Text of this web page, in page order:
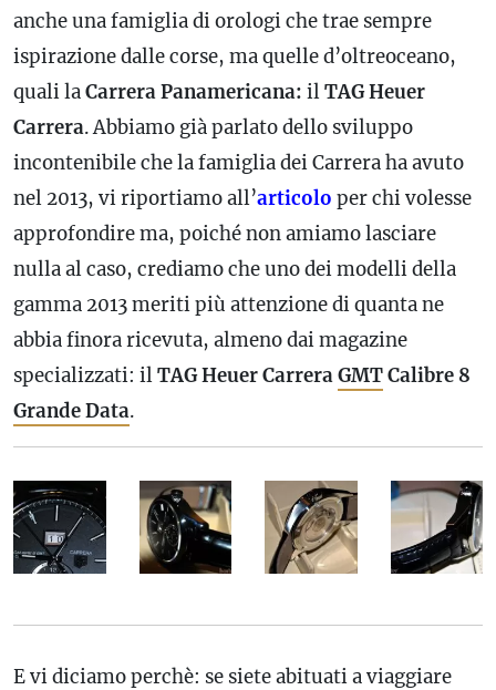
anche una famiglia di orologi che trae sempre
ispirazione dalle corse, ma quelle d’oltreoceano,
quali laCarrera Panamericana: ilTAG Heuer
Carrera. Abbiamo già parlato dello sviluppo
incontenibile che la famiglia dei Carrera ha avuto
nel 2013, vi riportiamo all’articolo per chi volesse
approfondire ma, poiché non amiamo lasciare
nulla al caso, crediamo che uno dei modelli della
gamma 2013 meriti più attenzione di quanta ne
abbia finora ricevuta, almeno dai magazine
specializzati: ilTAG Heuer CarreraGMTCalibre 8
Grande Data.
E vi diciamo perchè: se siete abituati a viaggiare